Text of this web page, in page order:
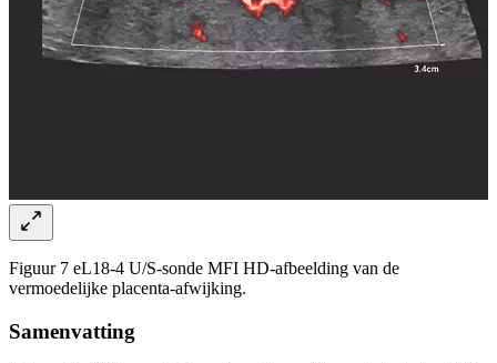
Figuur 7 eL18-4 U/S-sonde MFI HD-afbeelding van de
vermoedelijke placenta-afwijking.
Samenvatting